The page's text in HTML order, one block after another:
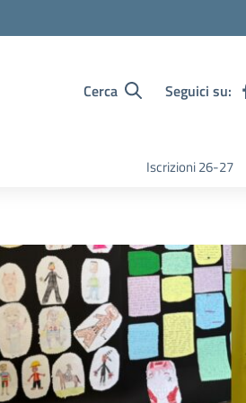
Cerca Seguici su:
Iscrizioni 26-27